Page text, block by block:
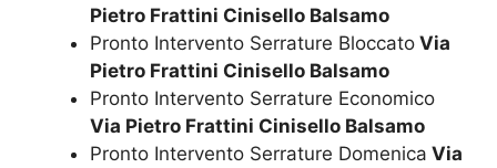
Pietro Frattini Cinisello Balsamo
Pronto Intervento Serrature Bloccato Via
Pietro Frattini Cinisello Balsamo
Pronto Intervento Serrature Economico
Via Pietro Frattini Cinisello Balsamo
Pronto Intervento Serrature Domenica Via